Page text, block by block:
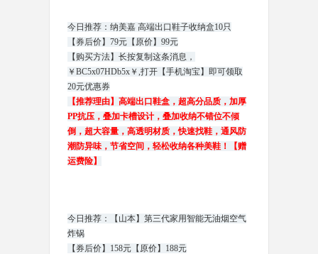
今日推荐：纳美嘉 高端出口鞋子收纳盒10只
【券后价】79元【原价】99元
【购买方法】长按复制这条消息，
￥BC5x07HDb5x￥,打开【手机淘宝】即可领取
20元优惠券
【推荐理由】高端出口鞋盒，超高分品质，加厚
PP抗压，叠加卡槽设计，叠加收纳不错位不倾
倒，超大容量，高透明材质，快速找鞋，通风防
潮防异味，节省空间，轻松收纳各种美鞋！【赠
运费险】
今日推荐：【山本】第三代家用智能无油烟空气
炸锅
【券后价】158元【原价】188元